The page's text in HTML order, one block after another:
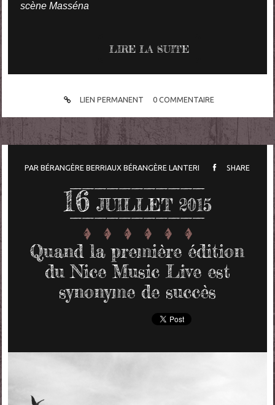
scène Masséna
LIRE LA SUITE
LIEN PERMANENT 0 COMMENTAIRE
PAR BÉRANGÈRE BERRIAUXBÉRANGÈRE LANTERI SHARE
16 JUILLET 2015
Quand la première édition
du Nice Music Live est
synonyme de succès